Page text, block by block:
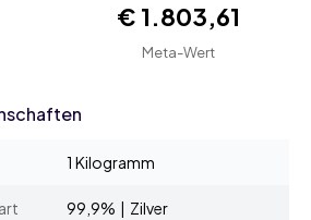
€ 1.803,61
Meta-Wert
1 Kilogramm
99,9% | Zilver